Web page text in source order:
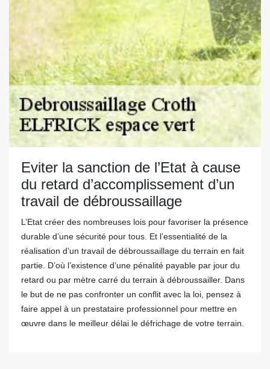
Eviter la sanction de l’Etat à cause
du retard d’accomplissement d’un
travail de débroussaillage
L’Etat créer des nombreuses lois pour favoriser la présence
durable d’une sécurité pour tous. Et l’essentialité de la
réalisation d’un travail de débroussaillage du terrain en fait
partie. D’où l’existence d’une pénalité payable par jour du
retard ou par mètre carré du terrain à débroussailler. Dans
le but de ne pas confronter un conflit avec la loi, pensez à
faire appel à un prestataire professionnel pour mettre en
œuvre dans le meilleur délai le défrichage de votre terrain.